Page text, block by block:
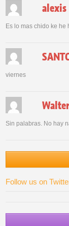
alexis
Es lo mas chido ke he
viernes
Sin palabras. No hay
Follow us on